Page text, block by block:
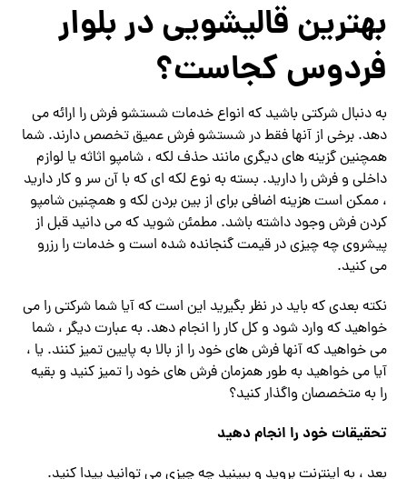
بهترین قالیشویی در بلوار
فردوس کجاست؟
به دنبال شرکتی باشید که انواع خدمات شستشو فرش را ارائه می
دهد. برخی از آنها فقط در شستشو فرش عمیق تخصص دارند. شما
همچنین گزینه های دیگری مانند حذف لکه ، شامپو اثاثه یا لوازم
داخلی و فرش را دارید. بسته به نوع لکه ای که با آن سر و کار دارید
، ممکن است هزینه اضافی برای از بین بردن لکه و همچنین شامپو
کردن فرش وجود داشته باشد. مطمئن شوید که می دانید قبل از
پیشروی چه چیزی در قیمت گنجانده شده است و خدمات را رزرو
می کنید.
نکته بعدی که باید در نظر بگیرید این است که آیا شما شرکتی را می
خواهید که وارد شود و کل کار را انجام دهد. به عبارت دیگر ، شما
می خواهید که آنها فرش های خود را از بالا به پایین تمیز کنند. یا ،
آیا می خواهید به طور همزمان فرش های خود را تمیز کنید و بقیه
را به متخصصان واگذار کنید؟
تحقیقات خود را انجام دهید
بعد ، به اینترنت بروید و ببینید چه چیزی می توانید پیدا کنید.